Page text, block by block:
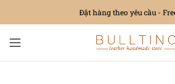
Đặt hàng theo yêu cầu -